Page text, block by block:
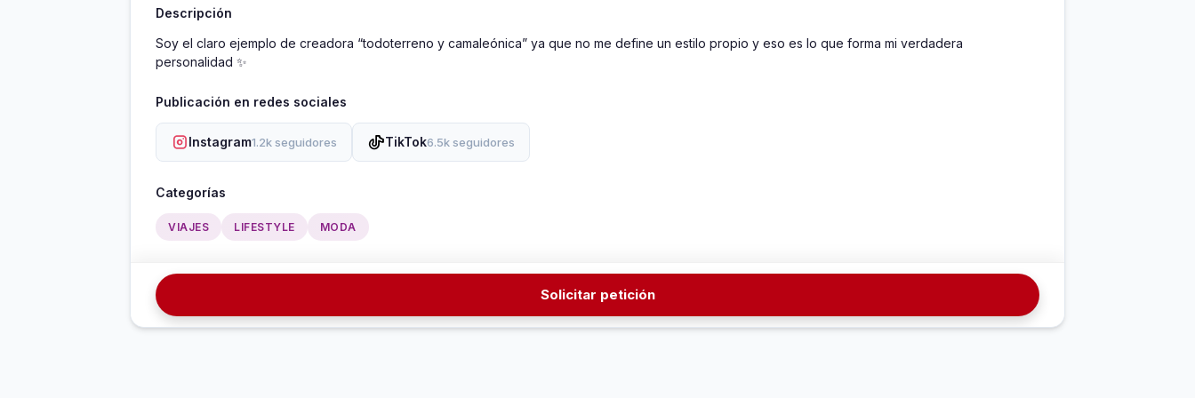
Descripción
Soy el claro ejemplo de creadora “todoterreno y camaleónica” ya que no me define un estilo propio y eso es lo que forma mi verdadera
personalidad ✨
Publicación en redes sociales
Instagram1.2k seguidores TikTok6.5k seguidores
Categorías
VIAJES LIFESTYLE MODA
Solicitar petición